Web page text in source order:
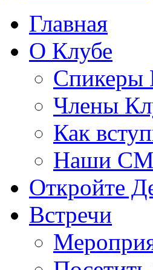
Главная
О Клубе
Спикеры
Члены
Как
Наши
Откройте
Встречи